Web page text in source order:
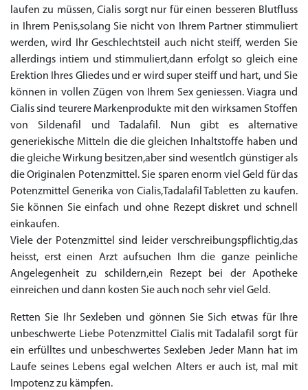
laufen zu müssen, Cialis sorgt nur für einen besseren Blutfluss
in Ihrem Penis,solang Sie nicht von Ihrem Partner stimmuliert
werden, wird Ihr Geschlechtsteil auch nicht steiff, werden Sie
allerdings intiem und stimmuliert,dann erfolgt so gleich eine
Erektion Ihres Gliedes und er wird super steiff und hart, und Sie
können in vollen Zügen von Ihrem Sex geniessen. Viagra und
Cialis sind teurere Markenprodukte mit den wirksamen Stoffen
von Sildenafil und Tadalafil. Nun gibt es alternative
generiekische Mitteln die die gleichen Inhaltstoffe haben und
die gleiche Wirkung besitzen,aber sind wesentlch günstiger als
die Originalen Potenzmittel. Sie sparen enorm viel Geld für das
Potenzmittel Generika von Cialis,Tadalafil Tabletten zu kaufen.
Sie können Sie einfach und ohne Rezept diskret und schnell
einkaufen.
Viele der Potenzmittel sind leider verschreibungspflichtig,das
heisst, erst einen Arzt aufsuchen Ihm die ganze peinliche
Angelegenheit zu schildern,ein Rezept bei der Apotheke
einreichen und dann kosten Sie auch noch sehr viel Geld.
Retten Sie Ihr Sexleben und gönnen Sie Sich etwas für Ihre
unbeschwerte Liebe Potenzmittel Cialis mit Tadalafil sorgt für
ein erfülltes und unbeschwertes Sexleben Jeder Mann hat im
Laufe seines Lebens egal welchen Alters er auch ist, mal mit
Impotenz zu kämpfen.